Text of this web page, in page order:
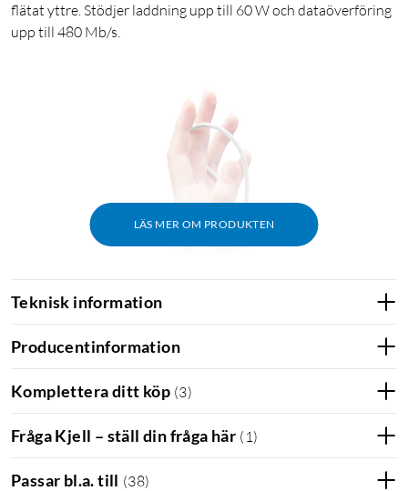
flätat yttre. Stödjer laddning upp till 60 W och dataöverföring
upp till 480 Mb/s.
LÄS MER OM PRODUKTEN
Teknisk information
Producentinformation
Komplettera ditt köp (3)
Fråga Kjell – ställ din fråga här ( 1 )
Passar bl.a. till (38)